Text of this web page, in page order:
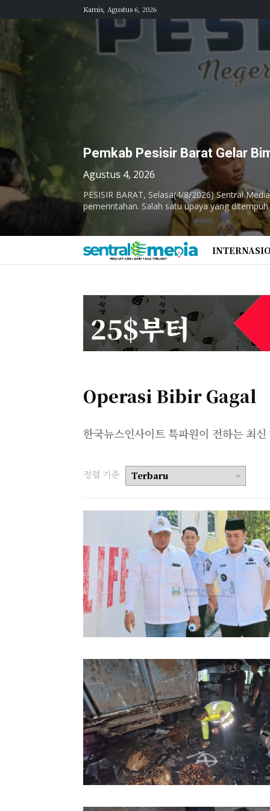
Kamis, Agustus 6, 2026
Pemkab Pesisir Barat Gelar
Agustus 4, 2026
PESISIR BARAT, Selasa(4/8/2026) Sentral
pemerintahan. Salah satu upaya yang
Operasi Bibir Gagal
한국뉴스인사이트 특파원이 전하는 최
정렬 기준